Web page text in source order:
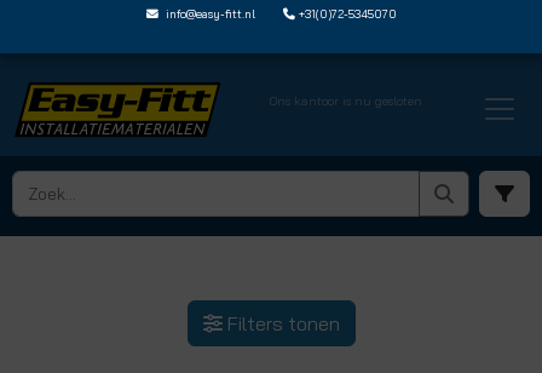
info@easy-fitt.nl +31(0)72-5345070
Ons kantoor is nu gesloten
HOME › SHARKBITE MESSING STEEKFITTINGEN › SHARKBITE SNELDOPPEN
Filters tonen